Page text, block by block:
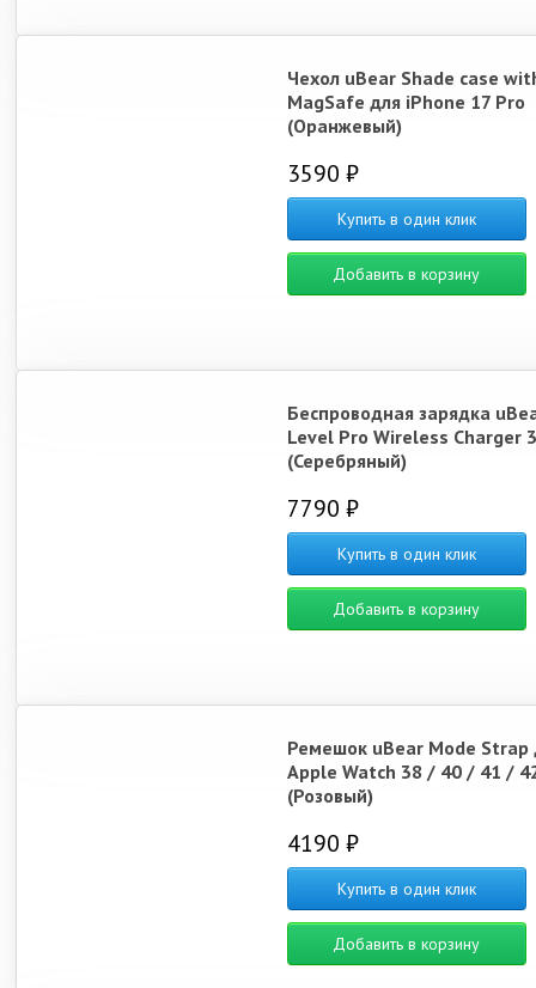
Чехол uBear Shade case
MagSafe для iPhone 17 Pro
(Оранжевый)
3590 ₽
Купить в один клик
Добавить в корзину
Беспроводная зарядка
Level Pro Wireless Charger
(Серебряный)
7790 ₽
Купить в один клик
Добавить в корзину
Ремешок uBear Mode Strap
Apple Watch 38 / 40 / 41 /
(Розовый)
4190 ₽
Купить в один клик
Добавить в корзину